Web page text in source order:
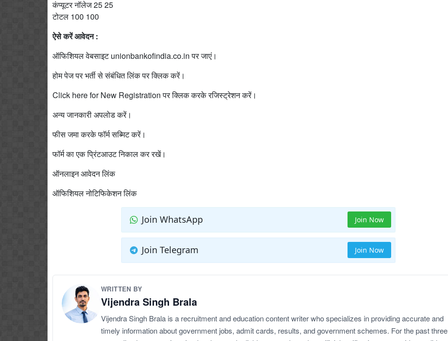
कंप्यूटर नॉलेज 25 25
टोटल 100 100
ऐसे करें आवेदन :
ऑफिशियल वेबसाइट unionbankofindia.co.in पर जाएं।
होम पेज पर भर्ती से संबंधित लिंक पर क्लिक करें।
Click here for New Registration पर क्लिक करके रजिस्ट्रेशन करें।
अन्य जानकारी अपलोड करें।
फीस जमा करके फॉर्म सब्मिट करें।
फॉर्म का एक प्रिंटआउट निकाल कर रखें।
ऑनलाइन आवेदन लिंक
ऑफिशियल नोटिफिकेशन लिंक
Join WhatsApp Join Now
Join Telegram Join Now
WRITTEN BY
Vijendra Singh Brala
Vijendra Singh Brala is a recruitment and education content writer who specializes in providing accurate and
timely information about government jobs, admit cards, results, and government schemes. For the past three